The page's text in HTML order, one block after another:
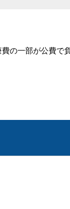
の一部が公費で